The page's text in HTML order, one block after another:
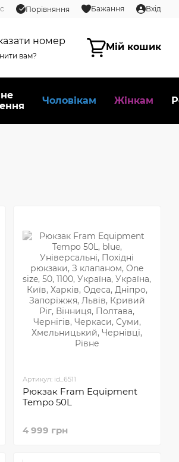
Порівняння Бажання Вхід
номер
вам?
Мій кошик
Чоловікам Жінкам
Артикул: id_6511
Рюкзак Fram Equipment
Tempo 50L
4 999 грн